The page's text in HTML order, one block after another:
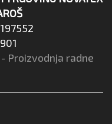
- Proizvodnja radne